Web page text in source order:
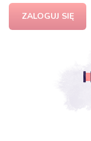
ZALOGUJ SIĘ